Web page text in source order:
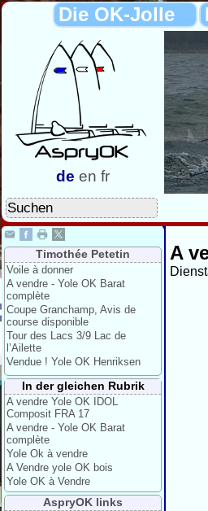
Die OK-Jolle
de en fr
Timothée Petetin
Voile à donner
A vendre - Yole OK Barat
complète
Coupe Granchamp, Avis de
course disponible
Tour des Lacs 3/9 Lac de
l’Ailette
Vendue ! Yole OK Henriksen
In der gleichen Rubrik
A vendre Yole OK IDOL
Composit FRA 17
A vendre - Yole OK Barat
complète
Yole Ok à vendre
A Vendre yole OK bois
Yole OK à Vendre
AspryOK links
A